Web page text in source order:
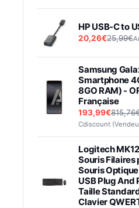
HP USB-C to
20,26€25,99€
Samsung
Smartphone
8GO RAM) -
Française
193,99€
Cdiscount
Logitech
Souris Filaires
Souris
USB Plug And
Taille
Clavier